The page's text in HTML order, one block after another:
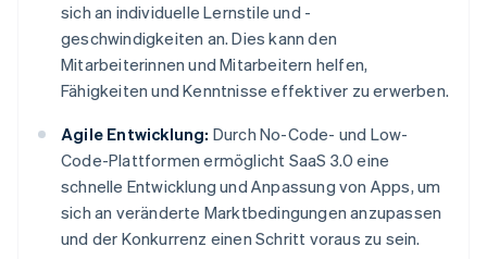
sich an individuelle Lernstile und -
geschwindigkeiten an. Dies kann den
Mitarbeiterinnen und Mitarbeitern helfen,
Fähigkeiten und Kenntnisse effektiver zu erwerben.
Agile Entwicklung: Durch No-Code- und Low-
Code-Plattformen ermöglicht SaaS 3.0 eine
schnelle Entwicklung und Anpassung von Apps, um
sich an veränderte Marktbedingungen anzupassen
und der Konkurrenz einen Schritt voraus zu sein.